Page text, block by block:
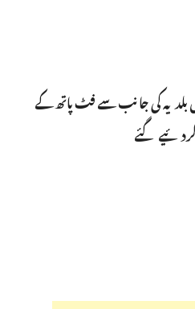
بلدیہ کی جانب سے فٹ پاتھ کے
گئے